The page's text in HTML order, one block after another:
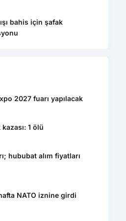
bahis için şafak
2027 fuarı yapılacak
1 ölü
hububat alım fiyatları
NATO iznine girdi